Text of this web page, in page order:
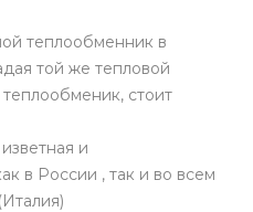
теплообменник в
той же тепловой
стоит
и
в России , так и во всем